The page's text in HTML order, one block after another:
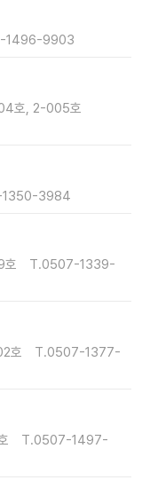
1496-9903
호, 2-005호
3984
호
T.0507-1339-
호
T.0507-1377-
T.0507-1497-